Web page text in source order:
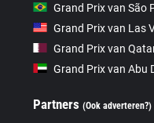
Grand Prix van São
Grand Prix van Las
Grand Prix van
Grand Prix van Abu
Partners(Ook adverteren?)